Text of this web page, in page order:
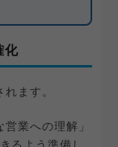
化
ます。
業への理解」
るよう準備し